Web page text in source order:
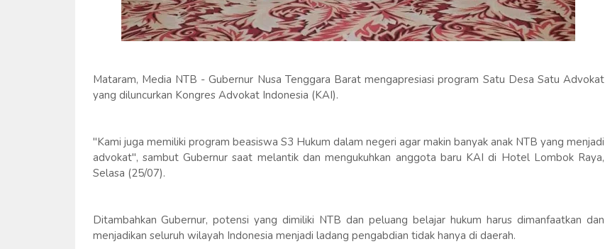
Mataram, Media NTB - Gubernur Nusa Tenggara Barat mengapresiasi program Satu Desa Satu Advokat
yang diluncurkan Kongres Advokat Indonesia (KAI).
"Kami juga memiliki program beasiswa S3 Hukum dalam negeri agar makin banyak anak NTB yang menjadi
advokat", sambut Gubernur saat melantik dan mengukuhkan anggota baru KAI di Hotel Lombok Raya,
Selasa (25/07).
Ditambahkan Gubernur, potensi yang dimiliki NTB dan peluang belajar hukum harus dimanfaatkan dan
menjadikan seluruh wilayah Indonesia menjadi ladang pengabdian tidak hanya di daerah.